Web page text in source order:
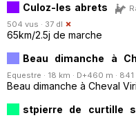
Culoz-les abrets
504 vus · 37 dl
65km/2.5j de marche
Beau dimanche à
Equestre · 18 km · D+460 m · 841
Beau dimanche à Cheval
stpierre de curtille